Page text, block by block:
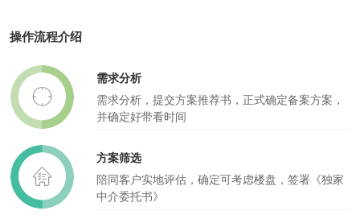
操作流程介绍
需求分析
需求分析，提交方案推荐书，正式确定备案方案，
并确定好带看时间
方案筛选
陪同客户实地评估，确定可考虑楼盘，签署《独家
中介委托书》